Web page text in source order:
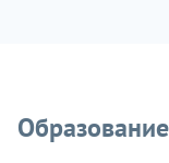
Образование